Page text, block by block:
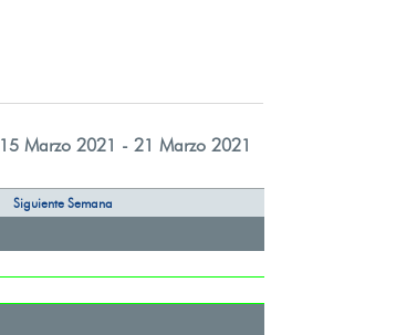
15 Marzo 2021 - 21 Marzo 2021
Siguiente Semana